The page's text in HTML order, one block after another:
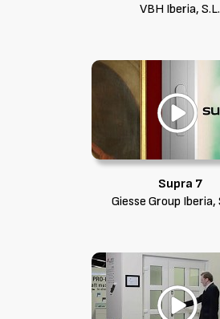
VBH Iberia, S.L.
Supra 7
Giesse Group Iberia,